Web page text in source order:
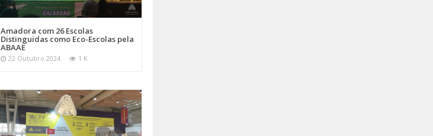
Amadora com 26 Escolas
Distinguidas como Eco-Escolas pela
ABAAE
22 Outubro 2024 1 K